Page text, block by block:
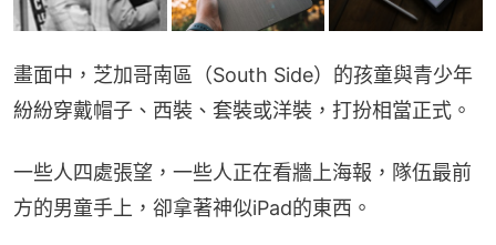
畫面中，芝加哥南區（South Side）的孩童與青少年
紛紛穿戴帽子、西裝、套裝或洋裝，打扮相當正式。
一些人四處張望，一些人正在看牆上海報，隊伍最前
方的男童手上，卻拿著神似iPad的東西。